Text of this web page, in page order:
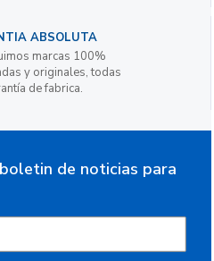
ABSOLUTA
marcas 100%
y originales, todas
de fabrica.
de noticias para